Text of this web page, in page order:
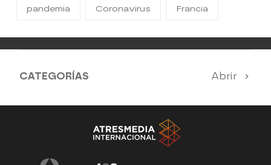
pandemia Coronavirus Francia
CATEGORÍAS Abrir
Antena 3 Noticias El Hormiguero
Tu cara me suena Pasapalabra